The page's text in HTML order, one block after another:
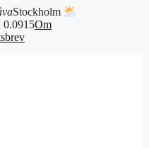
Stockholm
0.0915Om